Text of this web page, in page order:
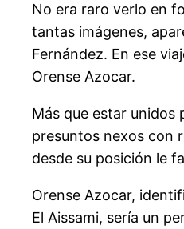
No era raro verlo en
tantas imágenes,
Fernández. En ese
Orense Azocar.
Más que estar unidos
presuntos nexos con
desde su posición le
Orense Azocar,
El Aissami, sería un